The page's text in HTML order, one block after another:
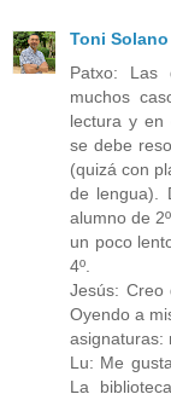
Toni Solano
Patxo: Las
muchos
lectura y en
se debe
(quizá con
de lengua).
alumno de
un poco
4º.
Jesús: Creo
Oyendo a
asignaturas:
Lu: Me
La